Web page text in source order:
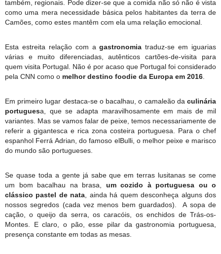
também, regionais. Pode dizer-se que a comida não só não é vista
como uma mera necessidade básica pelos habitantes da terra de
Camões, como estes mantêm com ela uma relação emocional.
Esta estreita relação com agastronomia traduz-se em iguarias
várias e muito diferenciadas, autênticos cartões-de-visita para
quem visita Portugal. Não é por acaso que Portugal foi considerado
pela CNN como o melhor destino foodie da Europa em 2016
Em primeiro lugar destaca-se o bacalhau, o camaleão da culinária
portuguesa, que se adapta maravilhosamente em mais de mil
variantes. Mas se vamos falar de peixe, temos necessariamente de
referir a gigantesca e rica zona costeira portuguesa. Para o chef
espanhol Ferrá Adrian, do famoso elBulli, o melhor peixe e marisco
do mundo são portugueses.
Se quase toda a gente já sabe que em terras lusitanas se come
um bom bacalhau na brasa, um cozido à portuguesa ou o
clássico pastel de nata , ainda há quem desconheça alguns dos
nossos segredos (cada vez menos bem guardados). A sopa de
cação, o queijo da serra, os caracóis, os enchidos de Trás-os-
Montes. E claro, o pão, esse pilar da gastronomia portuguesa,
presença constante em todas as mesas.